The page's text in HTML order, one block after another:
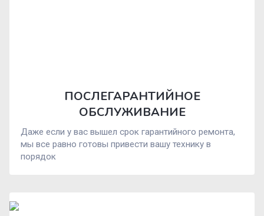
ПОСЛЕГАРАНТИЙНОЕ
ОБСЛУЖИВАНИЕ
Даже если у вас вышел срок гарантийного ремонта,
мы все равно готовы привести вашу технику в
порядок